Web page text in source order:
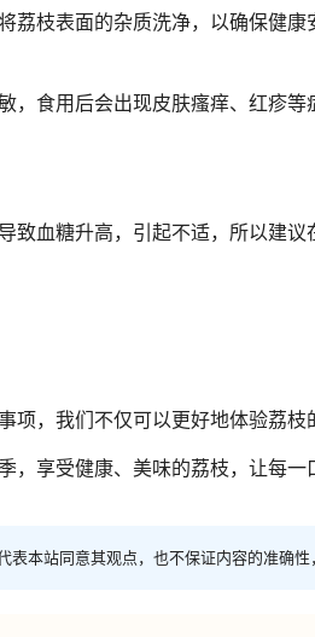
荔枝表面的杂质洗净，以确保健康
，食用后会出现皮肤瘙痒、红疹
致血糖升高，引起不适，所以建
项，我们不仅可以更好地体验荔
，享受健康、美味的荔枝，让每一
本站同意其观点，也不保证内容的准确性